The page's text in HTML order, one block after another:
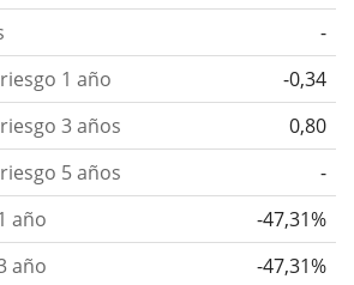
-
1 año
-0,34
3 años
0,80
5 años
-
año
-47,31%
año
-47,31%